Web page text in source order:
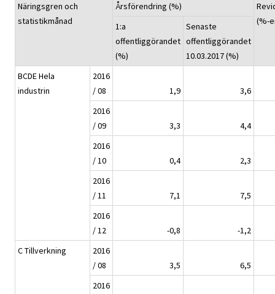
Näringsgren och
statistikmånad
Årsförendring (%)
(%-
1:a
offentliggörandet
(%)
Senaste
offentliggörandet
10.03.2017 (%)
BCDE Hela
industrin
2016
/ 08
1,9
3,6
2016
/ 09
3,3
4,4
2016
/ 10
0,4
2,3
2016
/ 11
7,1
7,5
2016
/ 12
-0,8
-1,2
C Tillverkning
2016
/ 08
3,5
6,5
2016